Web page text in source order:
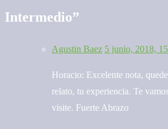
Intermedio”
Agustin Baez 5 junio, 2018,
Horacio: Excelente nota,
relato, tu experiencia. Te
visite. Fuerte Abrazo